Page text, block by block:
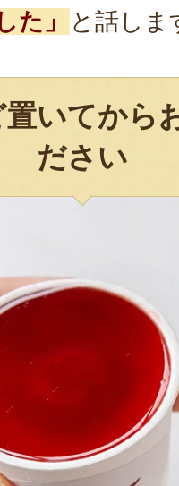
た」
と話しま
いてから
ださい